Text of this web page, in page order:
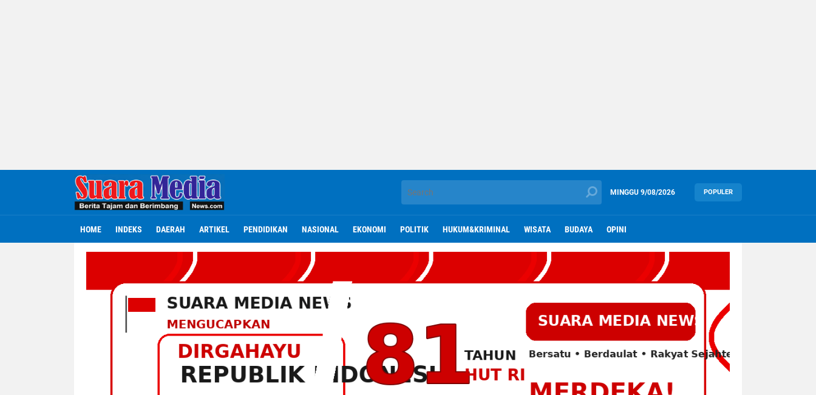
MINGGU 9/08/2026 POPULER
HOME INDEKS DAERAH ARTIKEL PENDIDIKAN NASIONAL EKONOMI POLITIK HUKUM&KRIMINAL WISATA BUDAYA OPINI